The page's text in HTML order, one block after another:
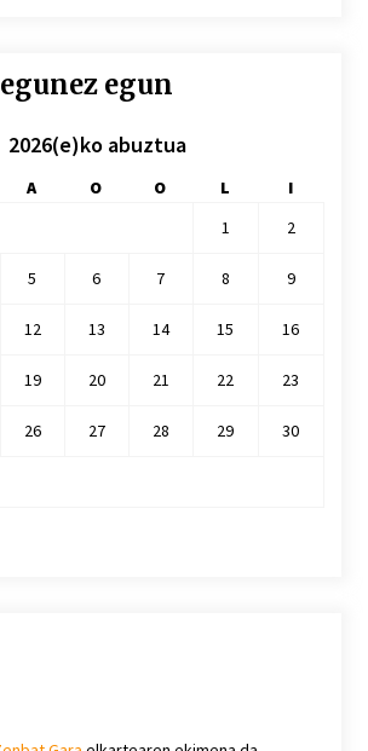
egun
2026(e)ko abuztua
A O O L
I
1
2
5 6 7 8 9
12 13 14 15 16
19 20 21 22 23
26 27 28 29 30